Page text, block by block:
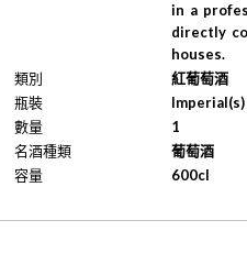
in a
directly
houses.
類別
紅葡萄酒
瓶裝
Imperial(s)
數量
1
名酒種類
葡萄酒
容量
600cl